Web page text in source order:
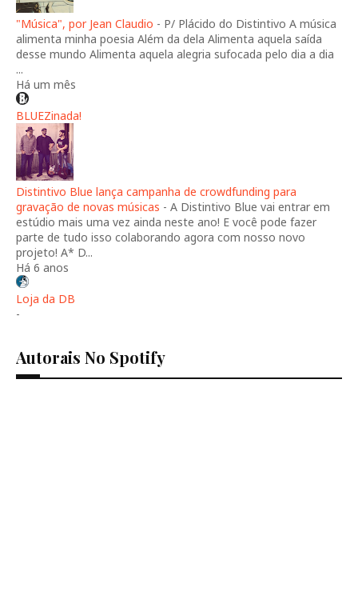
"Música", por Jean Claudio - P/ Plácido do Distintivo A música
alimenta minha poesia Além da dela Alimenta aquela saída
desse mundo Alimenta aquela alegria sufocada pelo dia a dia
...
Há um mês
BLUEZinada!
Distintivo Blue lança campanha de crowdfunding para
gravação de novas músicas - A Distintivo Blue vai entrar em
estúdio mais uma vez ainda neste ano! E você pode fazer
parte de tudo isso colaborando agora com nosso novo
projeto! A* D...
Há 6 anos
Loja da DB
-
Autorais No Spotify